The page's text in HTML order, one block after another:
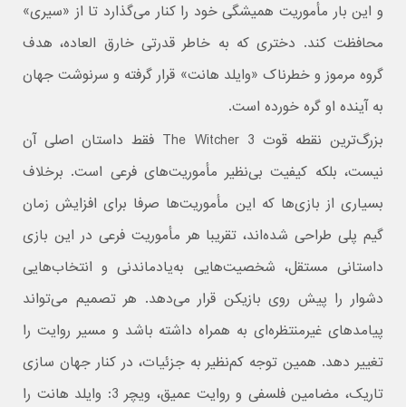
و این بار مأموریت همیشگی خود را کنار می‌گذارد تا از «سیری»
محافظت کند. دختری که به‌ خاطر قدرتی خارق‌ العاده، هدف
گروه مرموز و خطرناک «وایلد هانت» قرار گرفته و سرنوشت جهان
به آینده او گره خورده است.
بزرگ‌ترین نقطه قوت The Witcher 3 فقط داستان اصلی آن
نیست، بلکه کیفیت بی‌نظیر مأموریت‌های فرعی است. برخلاف
بسیاری از بازی‌ها که این مأموریت‌ها صرفا برای افزایش زمان
گیم‌ پلی طراحی شده‌اند، تقریبا هر مأموریت فرعی در این بازی
داستانی مستقل، شخصیت‌هایی به‌یادماندنی و انتخاب‌هایی
دشوار را پیش روی بازیکن قرار می‌دهد. هر تصمیم می‌تواند
پیامدهای غیرمنتظره‌ای به همراه داشته باشد و مسیر روایت را
تغییر دهد. همین توجه کم‌نظیر به جزئیات، در کنار جهان‌ سازی
تاریک، مضامین فلسفی و روایت عمیق، ویچر 3: وایلد هانت را